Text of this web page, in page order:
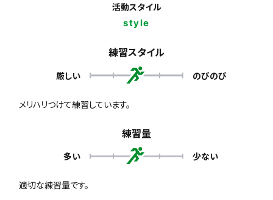
活動スタイル
style
練習スタイル
厳しい のびのび
メリハリつけて練習しています。
練習量
多い 少ない
適切な練習量です。